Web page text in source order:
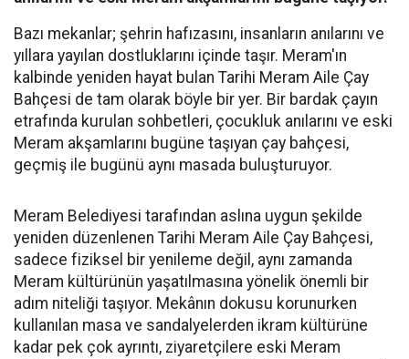
Bazı mekanlar; şehrin hafızasını, insanların anılarını ve
yıllara yayılan dostluklarını içinde taşır. Meram'ın
kalbinde yeniden hayat bulan Tarihi Meram Aile Çay
Bahçesi de tam olarak böyle bir yer. Bir bardak çayın
etrafında kurulan sohbetleri, çocukluk anılarını ve eski
Meram akşamlarını bugüne taşıyan çay bahçesi,
geçmiş ile bugünü aynı masada buluşturuyor.
Meram Belediyesi tarafından aslına uygun şekilde
yeniden düzenlenen Tarihi Meram Aile Çay Bahçesi,
sadece fiziksel bir yenileme değil, aynı zamanda
Meram kültürünün yaşatılmasına yönelik önemli bir
adım niteliği taşıyor. Mekânın dokusu korunurken
kullanılan masa ve sandalyelerden ikram kültürüne
kadar pek çok ayrıntı, ziyaretçilere eski Meram